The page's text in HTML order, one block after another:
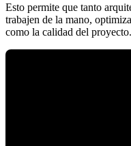
Esto permite que tanto
trabajen de la mano,
como la calidad del proyecto.